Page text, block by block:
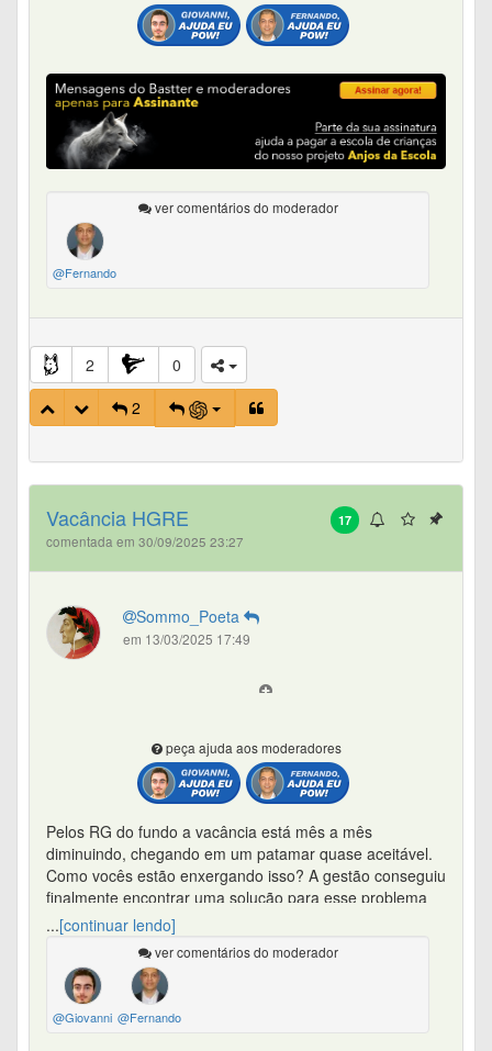
ver comentários do moderador
@Fernando
2
0
2
17
Vacância HGRE
comentada em 30/09/2025 23:27
Sommo_Poeta
em 13/03/2025 17:49
peça ajuda aos moderadores
Pelos RG do fundo a vacância está mês a mês
diminuindo, chegando em um patamar quase aceitável.
Como vocês estão enxergando isso? A gestão conseguiu
finalmente encontrar uma solução para esse problema
crônico do fundo?
...[continuar lendo]
ver comentários do moderador
@Giovanni @Fernando